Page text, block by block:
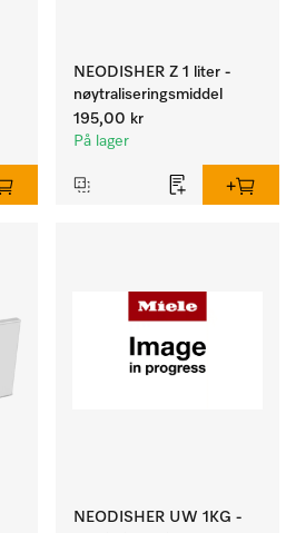
NEODISHER Z 1 liter -
nøytraliseringsmiddel
195,00 kr
På lager
NEODISHER UW 1KG -